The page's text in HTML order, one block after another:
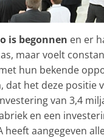
is begonnen en er
maar voelt
hun bekende
dat het deze positie
van 3,4
en een
heeft aangegeven